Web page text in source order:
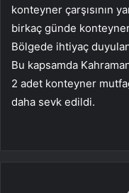
konteyner çarşısının
birkaç günde
Bölgede ihtiyaç
Bu kapsamda
2 adet konteyner
daha sevk edildi.